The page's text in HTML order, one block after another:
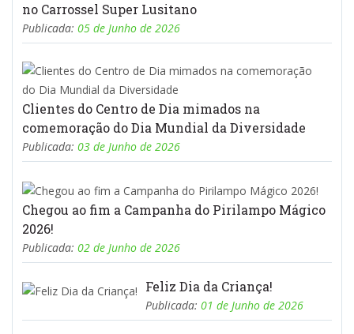
no Carrossel Super Lusitano
Publicada: 05 de Junho de 2026
Clientes do Centro de Dia mimados na
comemoração do Dia Mundial da Diversidade
Publicada: 03 de Junho de 2026
Chegou ao fim a Campanha do Pirilampo Mágico
2026!
Publicada: 02 de Junho de 2026
Feliz Dia da Criança!
Publicada: 01 de Junho de 2026